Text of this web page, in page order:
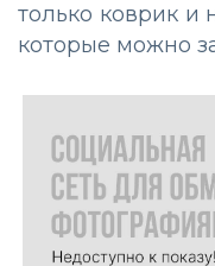
только коврик и
которые можно